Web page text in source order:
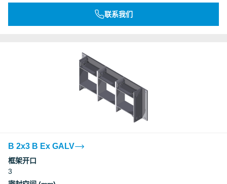
联系我们
B 2x3 B Ex GALV
框架开口
3